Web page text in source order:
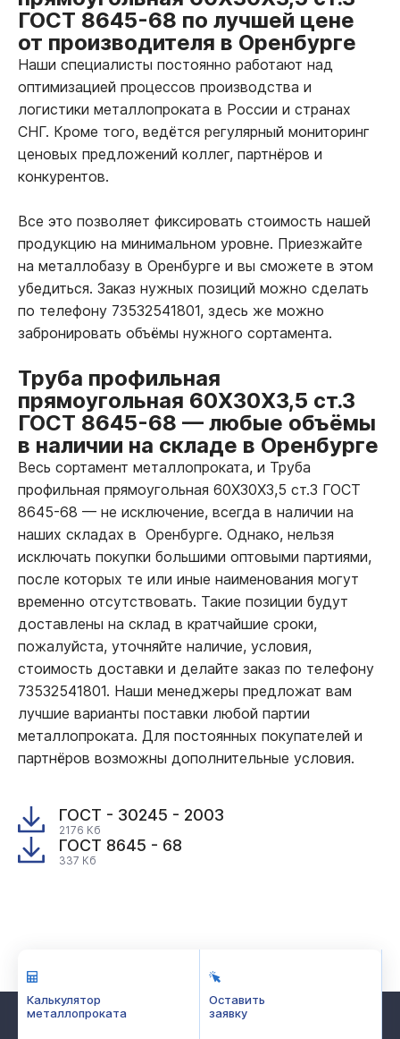
ГОСТ 8645-68 по лучшей цене
от производителя в Оренбурге
Наши специалисты постоянно работают над
оптимизацией процессов производства и
логистики металлопроката в России и странах
СНГ. Кроме того, ведётся регулярный мониторинг
ценовых предложений коллег, партнёров и
конкурентов.
Все это позволяет фиксировать стоимость нашей
продукцию на минимальном уровне. Приезжайте
на металлобазу в Оренбурге и вы сможете в этом
убедиться. Заказ нужных позиций можно сделать
по телефону 73532541801, здесь же можно
забронировать объёмы нужного сортамента.
Труба профильная
прямоугольная 60Х30Х3,5 ст.3
ГОСТ 8645-68 — любые объёмы
в наличии на складе в Оренбурге
Весь сортамент металлопроката, и Труба
профильная прямоугольная 60Х30Х3,5 ст.3 ГОСТ
8645-68 — не исключение, всегда в наличии на
наших складах в Оренбурге. Однако, нельзя
исключать покупки большими оптовыми партиями,
после которых те или иные наименования могут
временно отсутствовать. Такие позиции будут
доставлены на склад в кратчайшие сроки,
пожалуйста, уточняйте наличие, условия,
стоимость доставки и делайте заказ по телефону
73532541801. Наши менеджеры предложат вам
лучшие варианты поставки любой партии
металлопроката. Для постоянных покупателей и
партнёров возможны дополнительные условия.
ГОСТ - 30245 - 2003
2176 Кб
ГОСТ 8645 - 68
337 Кб
Калькулятор
металлопроката
Оставить
заявку